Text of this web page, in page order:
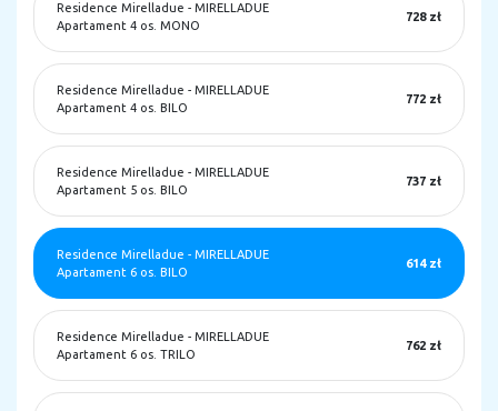
Residence Mirelladue - MIRELLADUE
Apartament 4 os. MONO
728 zł
Residence Mirelladue - MIRELLADUE
Apartament 4 os. BILO
772 zł
Residence Mirelladue - MIRELLADUE
Apartament 5 os. BILO
737 zł
Residence Mirelladue - MIRELLADUE
Apartament 6 os. BILO
614 zł
Residence Mirelladue - MIRELLADUE
Apartament 6 os. TRILO
762 zł